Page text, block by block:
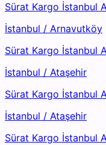
Sürat Kargo İstanbul
İstanbul / Arnavutköy
Sürat Kargo İstanbul
İstanbul / Ataşehir
Sürat Kargo İstanbul
İstanbul / Ataşehir
Sürat Kargo İstanbul